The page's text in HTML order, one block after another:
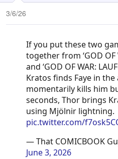
3/6/26
If you put these two
together from ‘GOD OF
and ‘GOD OF WAR:
Kratos finds Faye in
momentarily kills him
seconds, Thor brings
using Mjölnir lightning.
pic.twitter.com/
— That COMICBOOK
June 3, 2026